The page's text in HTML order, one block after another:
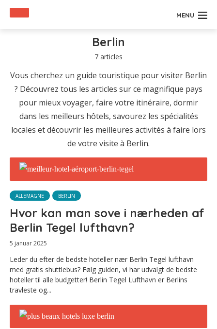
MENU
Berlin
7 articles
Vous cherchez un guide touristique pour visiter Berlin
? Découvrez tous les articles sur ce magnifique pays
pour mieux voyager, faire votre itinéraire, dormir
dans les meilleurs hôtels, savourez les spécialités
locales et découvrir les meilleures activités à faire lors
de votre visite à Berlin.
ALLEMAGNE BERLIN
Hvor kan man sove i nærheden af
Berlin Tegel lufthavn?
5 januar 2025
Leder du efter de bedste hoteller nær Berlin Tegel lufthavn
med gratis shuttlebus? Følg guiden, vi har udvalgt de bedste
hoteller til alle budgetter! Berlin Tegel Lufthavn er Berlins
travleste og...